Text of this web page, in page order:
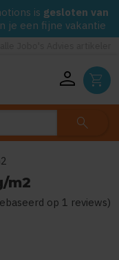
is gesloten van
je een fijne vakantie
Advies artikelen
person shopping_cart
search
m2
is4 van de 5
op 1 reviews)